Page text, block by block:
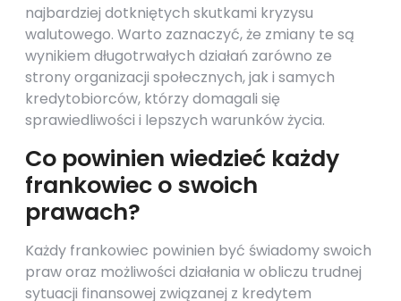
najbardziej dotkniętych skutkami kryzysu
walutowego. Warto zaznaczyć, że zmiany te są
wynikiem długotrwałych działań zarówno ze
strony organizacji społecznych, jak i samych
kredytobiorców, którzy domagali się
sprawiedliwości i lepszych warunków życia.
Co powinien wiedzieć każdy
frankowiec o swoich
prawach?
Każdy frankowiec powinien być świadomy swoich
praw oraz możliwości działania w obliczu trudnej
sytuacji finansowej związanej z kredytem